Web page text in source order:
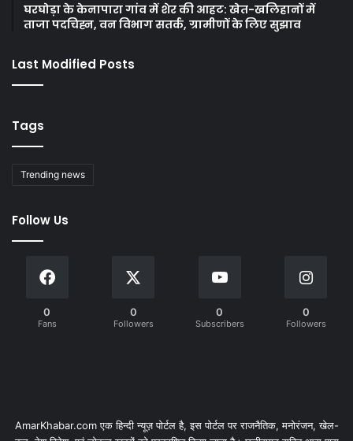
घरघोड़ा के केनापारा गांव में शेर की आहट: खेत-खलिहानों में
ताजा पदचिह्न, वन विभाग सतर्क, ग्रामीणों के लिए सुझाव
Last Modified Posts
Tags
Trending news
Follow Us
0
Fans
0
Followers
0
Subscribers
0
Followers
AmarKhabar.com एक हिन्दी न्यूज़ पोर्टल है, इस पोर्टल पर राजनैतिक, मनोरंजन, खेल-